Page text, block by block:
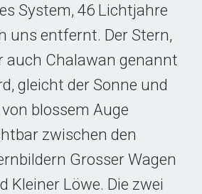
System, 46 Lichtjahre
uns entfernt. Der Stern,
auch Chalawan genannt
gleicht der Sonne und
blossem Auge
zwischen den
Grosser Wagen
Kleiner Löwe. Die zwei